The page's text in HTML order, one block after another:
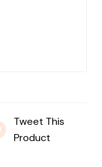
Tweet This
Product